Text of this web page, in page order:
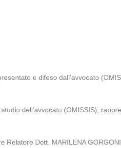
e difeso dall’avvocato
dell’avvocato (OMISSIS),
Dott. MARILENA GORGONI.